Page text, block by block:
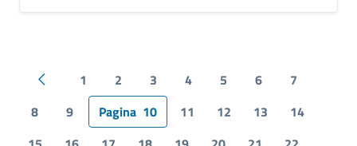
Pagina precedente
1 2 3 4 5 6
7
8
9 Pagina 10 11 12 13
14